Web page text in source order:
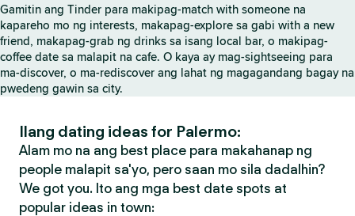
Gamitin ang Tinder para makipag-match with someone na
kapareho mo ng interests, makapag-explore sa gabi with a new
friend, makapag-grab ng drinks sa isang local bar, o makipag-
coffee date sa malapit na cafe. O kaya ay mag-sightseeing para
ma-discover, o ma-rediscover ang lahat ng magagandang bagay na
pwedeng gawin sa city.
Ilang dating ideas for Palermo:
Alam mo na ang best place para makahanap ng
people malapit sa'yo, pero saan mo sila dadalhin?
We got you. Ito ang mga best date spots at
popular ideas in town: